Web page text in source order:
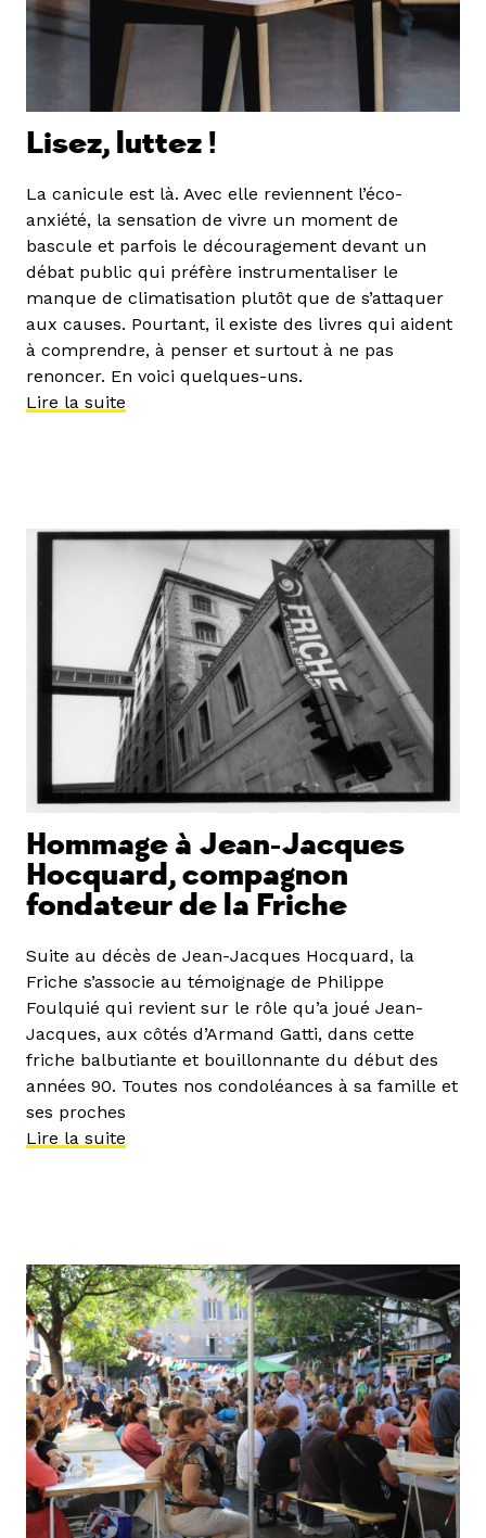
Lisez, luttez !
La canicule est là. Avec elle reviennent l’éco-
anxiété, la sensation de vivre un moment de
bascule et parfois le découragement devant un
débat public qui préfère instrumentaliser le
manque de climatisation plutôt que de s’attaquer
aux causes. Pourtant, il existe des livres qui aident
à comprendre, à penser et surtout à ne pas
renoncer. En voici quelques-uns.
Lire la suite
Hommage à Jean-Jacques
Hocquard, compagnon
fondateur de la Friche
Suite au décès de Jean-Jacques Hocquard, la
Friche s’associe au témoignage de Philippe
Foulquié qui revient sur le rôle qu’a joué Jean-
Jacques, aux côtés d’Armand Gatti, dans cette
friche balbutiante et bouillonnante du début des
années 90. Toutes nos condoléances à sa famille et
ses proches
Lire la suite